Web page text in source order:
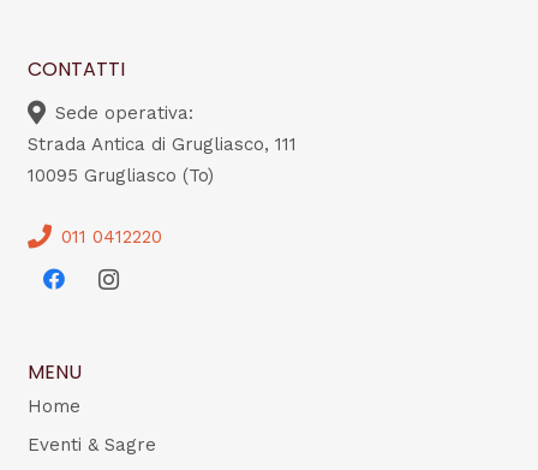
CONTATTI
Sede operativa:
Strada Antica di Grugliasco, 111
10095 Grugliasco (To)
011 0412220
MENU
Home
Eventi & Sagre